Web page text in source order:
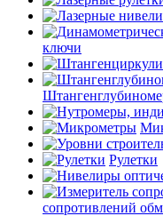
ключи
Рулетки
сопротивлений